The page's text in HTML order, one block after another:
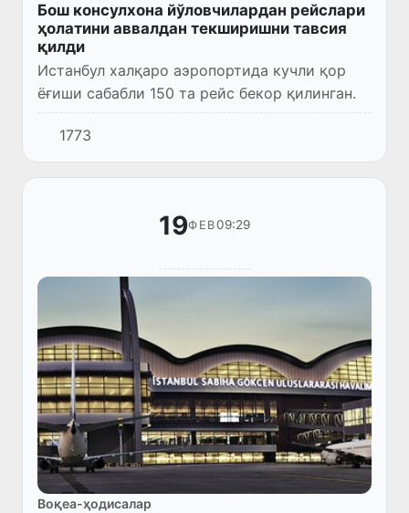
Бош консулхона йўловчилардан рейслари
ҳолатини аввалдан текширишни тавсия
қилди
Истанбул халқаро аэропортида кучли қор
ёғиши сабабли 150 та рейс бекор қилинган.
1773
19ФЕВ09:29
Воқеа-ҳодисалар